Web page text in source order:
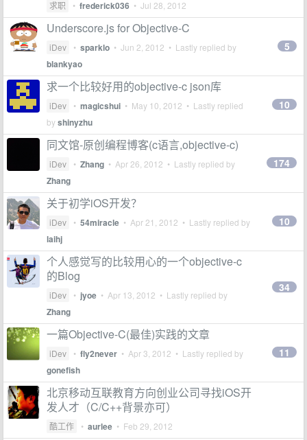
求职 • frederick036 • Jul 28, 2012
Underscore.js for Objective-C
iDev • sparklo • Jun 2, 2012 • Lastly replied by
blankyao
5
求一个比较好用的objective-c json库
iDev • magicshui • May 10, 2012 • Lastly replied
byshinyzhu
10
同文馆-原创编程博客(c语言,objective-c)
iDev • Zhang • Apr 26, 2012 • Lastly replied by
Zhang
174
关于初学iOS开发？
iDev • 54miracle • Apr 21, 2012 • Lastly replied by
laihj
10
个人感觉写的比较用心的一个objective-c
的Blog
iDev • jyoe • Apr 13, 2012 • Lastly replied by
Zhang
34
一篇Objective-C(最佳)实践的文章
iDev • fly2never • Apr 3, 2012 • Lastly replied by
gonefish
11
北京移动互联教育方向创业公司寻找iOS开
发人才（C/C++背景亦可）
酷工作 • aurlee • Feb 29, 2012